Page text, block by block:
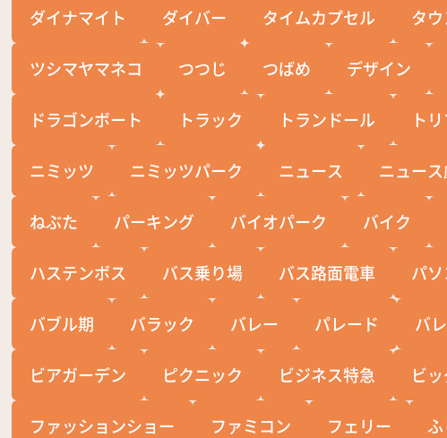
ダイナマイト ダイバー タイムカプセル タ
ツシマヤマネコ つつじ つばめ デザイン
ドラゴンボート トラック トランドール ト
ニミッツ ニミッツパーク ニュース ニュー
ねぶた パーキング バイオパーク バイク
ハステンボス バス乗り場 バス路面電車 パ
バブル期 バラック バレー パレード バ
ビアガーデン ピクニック ビジネス特急 ビ
ファッションショー ファミコン フェリー ふ